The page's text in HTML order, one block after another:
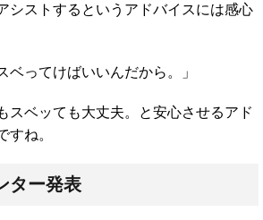
シストするというアドバイスには感心
ベってけばいいんだから。」
スベッても大丈夫。と安心させるアド
すね。
ター発表